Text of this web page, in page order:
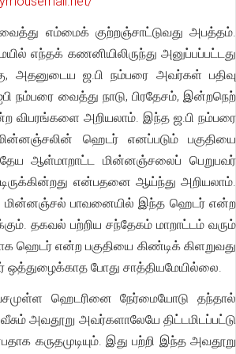
எம்மைக் குற்றஞ்சாட்டுவது அபத்தம்.
எந்தக் கணனியிலிருந்து அனுப்பப்பட்டது
அதனுடைய ஜ.பி நம்பரை அவர்கள் பதிவு
நம்பரை வைத்து நாடு, பிரதேசம், இன்றநெற்
விபரங்களை அறியலாம். இந்த ஜ.பி நம்பரை
ஹெடர் எனப்படும் பகுதியை
ஆள்மாறாட்ட மின்னஞ்சலைப் பெறுபவர்
என்பதனை ஆய்ந்து அறியலாம்.
பாவனையில் இந்த ஹெடர் என்ற
தகவல் பற்றிய சந்தேகம் மாறாட்டம் வரும்
ஹெடர் என்ற பகுதியை கிண்டிக் கிளறுவது
ஒத்துழைக்காத போது சாத்தியமேயில்லை.
ஹெடரினை நேர்மையோடு தந்தால்
அவதூறு அவர்களாலேயே திட்டமிடப்பட்டு
கருதமுடியும். இது பற்றி இந்த அவதூறு